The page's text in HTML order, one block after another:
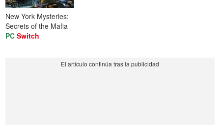
New York Mysteries:
Secrets of the Mafia
PC Switch